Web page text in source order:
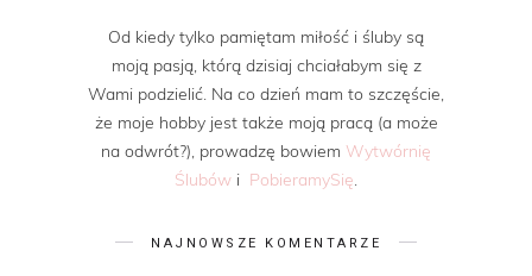
Od kiedy tylko pamiętam miłość i śluby są
moją pasją, którą dzisiaj chciałabym się z
Wami podzielić. Na co dzień mam to szczęście,
że moje hobby jest także moją pracą (a może
na odwrót?), prowadzę bowiem Wytwórnię
Ślubów i PobieramySię
NAJNOWSZE KOMENTARZE